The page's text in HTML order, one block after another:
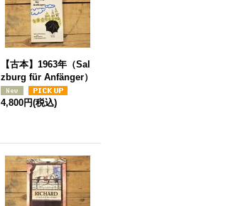
【古本】1963年（Sal
zburg für Anfänger）
4,800円(税込)